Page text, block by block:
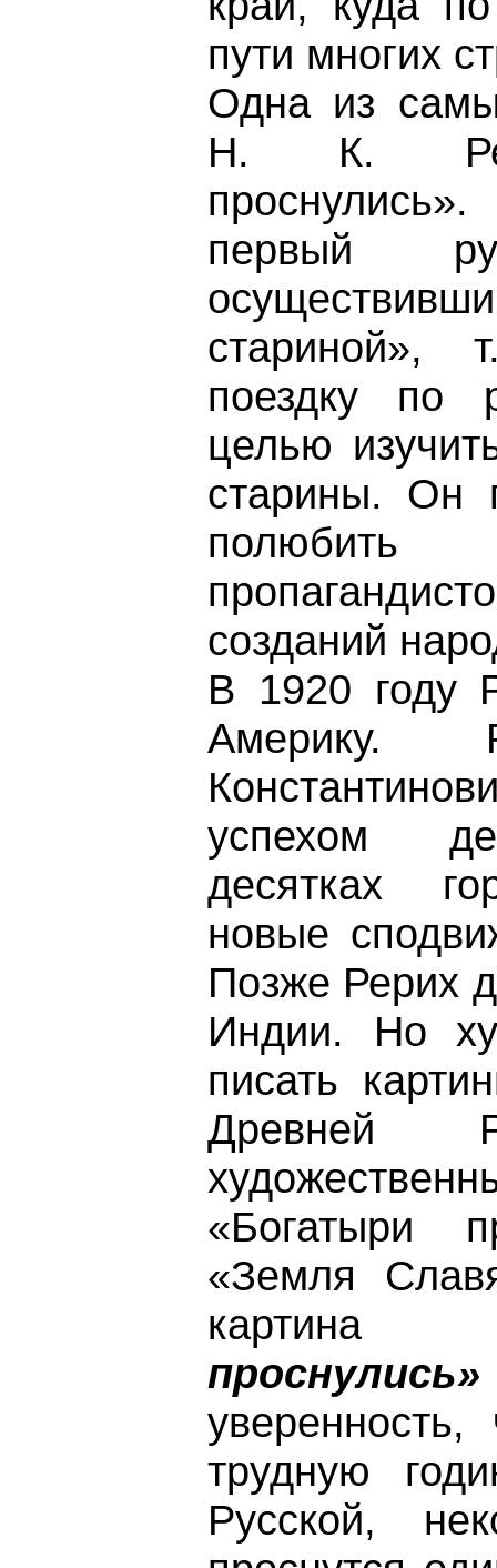
пути многих
Одна из
Н. К.
первый
стариной»,
поездку по
целью
старины. Он
созданий
В 1920 году
Америку.
успехом
десятках
новые
Позже Рерих
Индии. Но
писать
Древней
«Богатыри
«Земля
проснулись»
трудную
Русской,